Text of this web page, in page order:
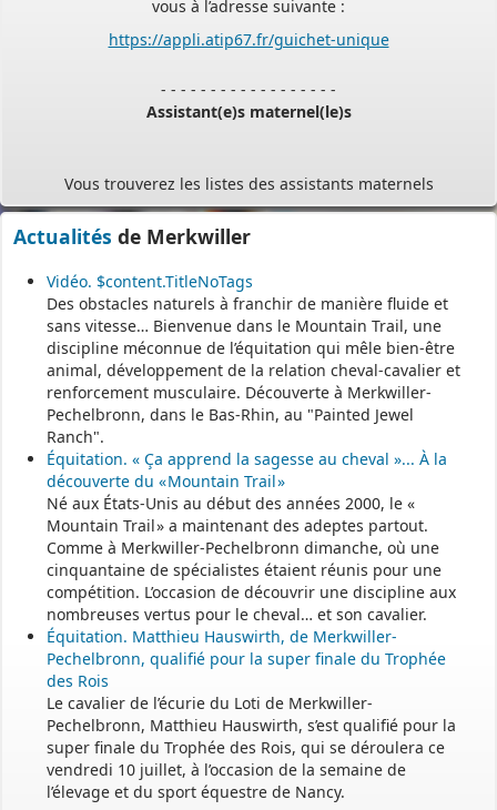
Assistant(e)s maternel(le)s
Le sitehttps://monenfant.fr/de la CAF présente les disponibilités
des assistants maternels.
- - - - - - - - - - - - - - - - - -
Permanence mairie
Le secrétariat est fermé le samedi matin.
Une permanence est assurée par le maire, sur rendez-vous.
Actualités de Merkwiller
Vidéo. $content.TitleNoTags
Des obstacles naturels à franchir de manière fluide et
sans vitesse… Bienvenue dans le Mountain Trail, une
discipline méconnue de l’équitation qui mêle bien-être
animal, développement de la relation cheval-cavalier et
renforcement musculaire. Découverte à Merkwiller-
Pechelbronn, dans le Bas-Rhin, au "Painted Jewel
Ranch".
Équitation. « Ça apprend la sagesse au cheval »... À la
découverte du « Mountain Trail »
Né aux États-Unis au début des années 2000, le «
Mountain Trail » a maintenant des adeptes partout.
Comme à Merkwiller-Pechelbronn dimanche, où une
cinquantaine de spécialistes étaient réunis pour une
compétition. L’occasion de découvrir une discipline aux
nombreuses vertus pour le cheval… et son cavalier.
Équitation. Matthieu Hauswirth, de Merkwiller-
Pechelbronn, qualifié pour la super finale du Trophée
des Rois
Le cavalier de l’écurie du Loti de Merkwiller-
Pechelbronn, Matthieu Hauswirth, s’est qualifié pour la
super finale du Trophée des Rois, qui se déroulera ce
vendredi 10 juillet, à l’occasion de la semaine de
l’élevage et du sport équestre de Nancy.